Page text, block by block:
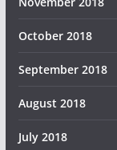
October 2018
September 2018
August 2018
July 2018